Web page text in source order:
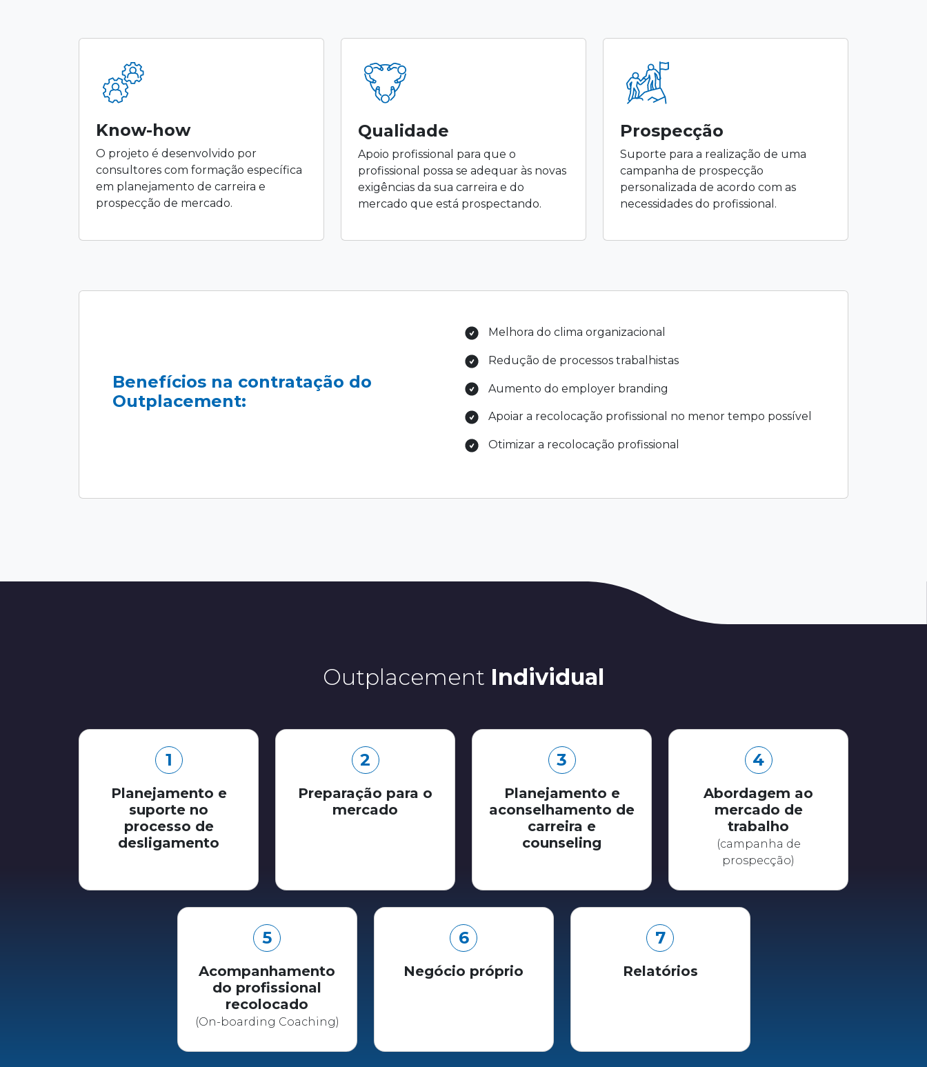
Know-how
O projeto é desenvolvido por
consultores com formação específica
em planejamento de carreira e
prospecção de mercado.
Qualidade
Apoio profissional para que o
profissional possa se adequar às novas
exigências da sua carreira e do
mercado que está prospectando.
Prospecção
Suporte para a realização de uma
campanha de prospecção
personalizada de acordo com as
necessidades do profissional.
Benefícios na contratação do
Outplacement:
Melhora do clima organizacional
Redução de processos trabalhistas
Aumento do employer branding
Apoiar a recolocação profissional no menor tempo possível
Otimizar a recolocação profissional
Outplacement Individual
1
Planejamento e
suporte no
processo de
desligamento
2
Preparação para o
mercado
3
Planejamento e
aconselhamento de
carreira e
counseling
4
Abordagem ao
mercado de
trabalho
(campanha de
prospecção)
5
Acompanhamento
do profissional
recolocado
(On-boarding Coaching)
6
Negócio próprio
7
Relatórios